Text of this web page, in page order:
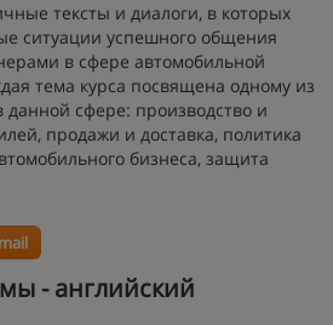
тексты и диалоги, в которых
ситуации успешного общения
в сфере автомобильной
тема курса посвящена одному из
сфере: производство и
продажи и доставка, политика
бизнеса, защита
- английский